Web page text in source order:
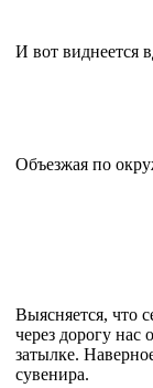
И вот виднеется
Объезжая по
Выясняется, что
через дорогу нас
затылке.
сувенира.